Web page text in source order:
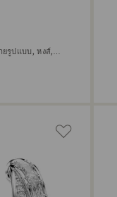
ยรูปแบบ, หงส์,